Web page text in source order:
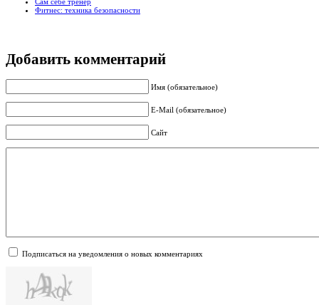
Фитнес: техника безопасности
Добавить комментарий
Имя (обязательное)
E-Mail (обязательное)
Сайт
Подписаться на уведомления о новых комментариях